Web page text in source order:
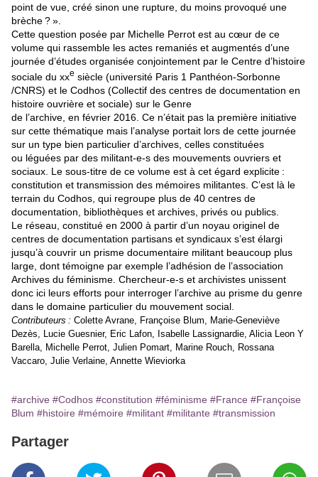
point de vue, créé sinon une rupture, du moins provoqué une
brèche ? ».
Cette question posée par Michelle Perrot est au cœur de ce
volume qui rassemble les actes remaniés et augmentés d’une
journée d’études organisée conjointement par le Centre d’histoire
sociale du xxe siècle (université Paris 1 Panthéon-Sorbonne
/CNRS) et le Codhos (Collectif des centres de documentation en
histoire ouvrière et sociale) sur le Genre
de l’archive, en février 2016. Ce n’était pas la première initiative
sur cette thématique mais l’analyse portait lors de cette journée
sur un type bien particulier d’archives, celles constituées
ou léguées par des militant-e-s des mouvements ouvriers et
sociaux. Le sous-titre de ce volume est à cet égard explicite :
constitution et transmission des mémoires militantes. C’est là le
terrain du Codhos, qui regroupe plus de 40 centres de
documentation, bibliothèques et archives, privés ou publics.
Le réseau, constitué en 2000 à partir d’un noyau originel de
centres de documentation partisans et syndicaux s’est élargi
jusqu’à couvrir un prisme documentaire militant beaucoup plus
large, dont témoigne par exemple l’adhésion de l’association
Archives du féminisme. Chercheur-e-s et archivistes unissent
donc ici leurs efforts pour interroger l’archive au prisme du genre
dans le domaine particulier du mouvement social.
Contributeurs : Colette Avrane, Françoise Blum, Marie-Geneviève
Dezès, Lucie Guesnier, Eric Lafon, Isabelle Lassignardie, Alicia Leon Y
Barella, Michelle Perrot, Julien Pomart, Marine Rouch, Rossana
Vaccaro, Julie Verlaine, Annette Wieviorka
#archive #Codhos #constitution #féminisme #France #Françoise
Blum #histoire #mémoire #militant #militante #transmission
Partager